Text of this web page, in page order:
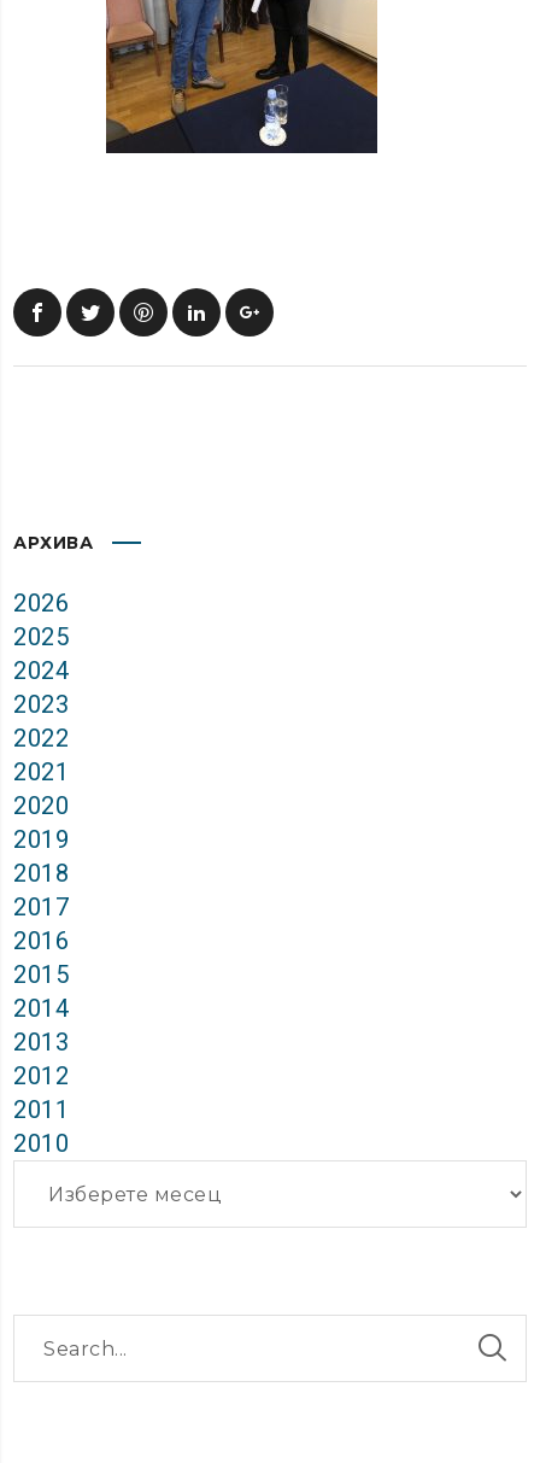
АРХИВА
2026
2025
2024
2023
2022
2021
2020
2019
2018
2017
2016
2015
2014
2013
2012
2011
2010